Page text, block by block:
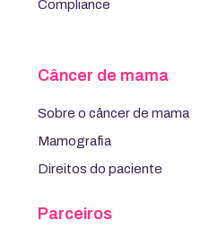
Compliance
Câncer de mama
Sobre o câncer de mama
Mamografia
Direitos do paciente
Parceiros